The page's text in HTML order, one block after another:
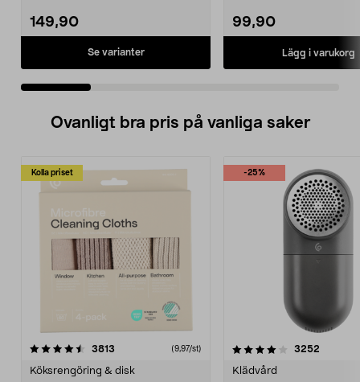
149,90
Se varianter
99,90
Lägg i varukorg
Ovanligt bra pris på vanliga saker
Kolla priset
3813 (9,97/st)
Köksrengöring & disk
-25%
4.0av 5 stjärnor 3252
Klädvård
4.5av 5 stjärnor